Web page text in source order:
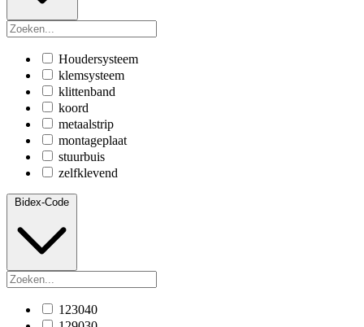
Houdersysteem
klemsysteem
klittenband
koord
metaalstrip
montageplaat
stuurbuis
zelfklevend
Bidex-Code
123040